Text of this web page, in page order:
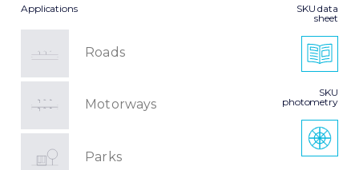
Applications
Roads
Motorways
Parks
SKU data
sheet
SKU
photometry